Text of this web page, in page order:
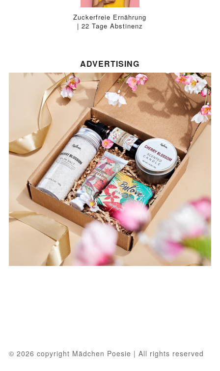
Zuckerfreie Ernährung
| 22 Tage Abstinenz
ADVERTISING
© 2026 copyright Mädchen Poesie | All rights reserved